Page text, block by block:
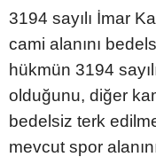
3194 sayılı İmar
cami alanını
hükmün 3194
olduğunu, diğer
bedelsiz terk
mevcut spor